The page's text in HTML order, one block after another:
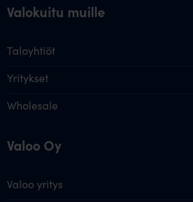
Valokuitu muille
Taloyhtiöt
Yritykset
Wholesale
Valoo Oy
Valoo yritys